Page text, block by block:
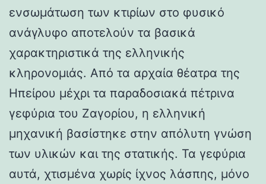
ενσωμάτωση των κτιρίων στο φυσικό
ανάγλυφο αποτελούν τα βασικά
χαρακτηριστικά της ελληνικής
κληρονομιάς. Από τα αρχαία θέατρα της
Ηπείρου μέχρι τα παραδοσιακά πέτρινα
γεφύρια του Ζαγορίου, η ελληνική
μηχανική βασίστηκε στην απόλυτη γνώση
των υλικών και της στατικής. Τα γεφύρια
αυτά, χτισμένα χωρίς ίχνος λάσπης, μόνο